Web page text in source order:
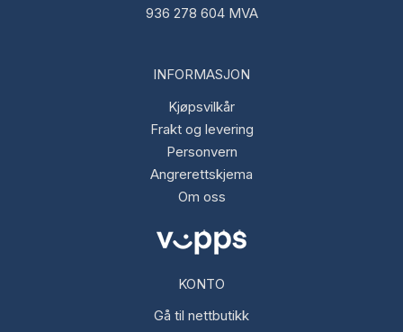
936 278 604 MVA
INFORMASJON
Kjøpsvilkår
Frakt og levering
Personvern
Angrerettskjema
Om oss
KONTO
Gå til nettbutikk